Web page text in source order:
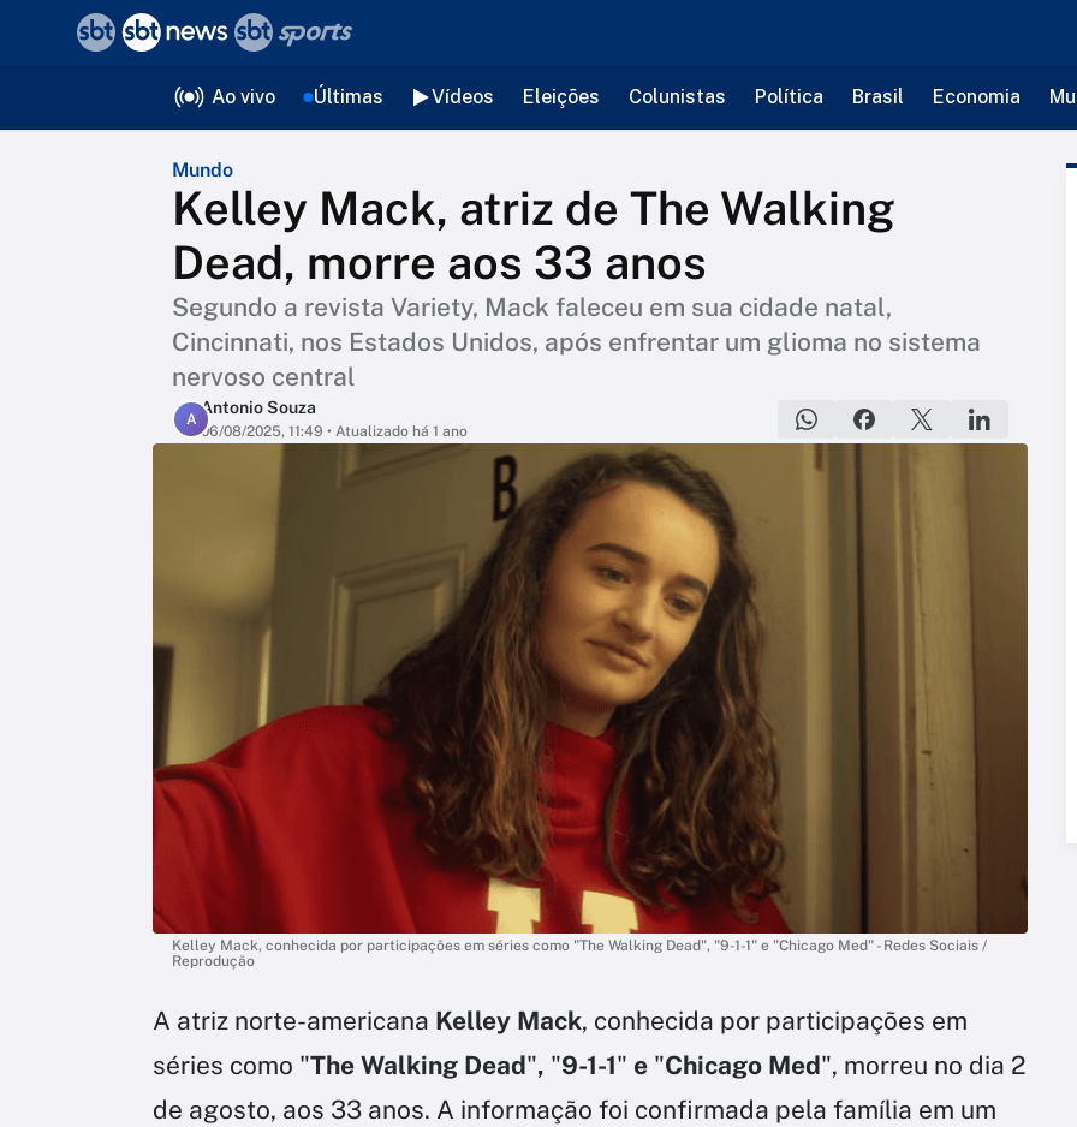
Ao vivo Últimas Vídeos Eleições Colunistas Política Brasil Economia
Mundo
Kelley Mack, atriz de The Walking
Dead, morre aos 33 anos
Segundo a revista Variety, Mack faleceu em sua cidade natal,
Cincinnati, nos Estados Unidos, após enfrentar um glioma no sistema
nervoso central
A
Antonio Souza
06/08/2025, 11:49 • Atualizado há 1 ano
Kelley Mack, conhecida por participações em séries como "The Walking Dead", "9-1-1" e "Chicago Med" - Redes Sociais /
Reprodução
A atriz norte-americana Kelley Mack, conhecida por participações em
séries como "The Walking Dead", "9-1-1" e "Chicago Med", morreu no dia 2
de agosto, aos 33 anos. A informação foi confirmada pela família em um
voltar
Editorias